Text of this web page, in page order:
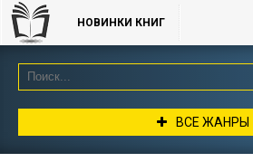
НОВИНКИ КНИГ
ВСЕ ЖАНРЫ